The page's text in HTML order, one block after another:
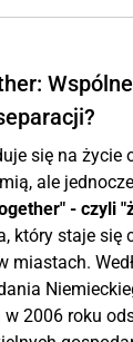
się na życie
ale
- czyli
który staje się
miastach.
2006 roku